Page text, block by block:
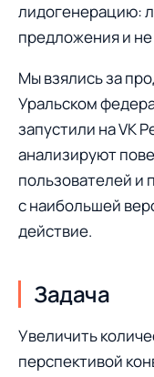
лидогенерацию:
предложения и не
Мы взялись за
Уральском
запустили на VK
анализируют
пользователей и
с наибольшей
действие.
Задача
Увеличить
перспективой